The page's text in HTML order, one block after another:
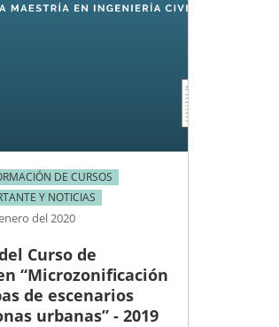
DE CURSOS
Y NOTICIAS
del 2020
Curso de
“Microzonificación
de escenarios
urbanas” - 2019